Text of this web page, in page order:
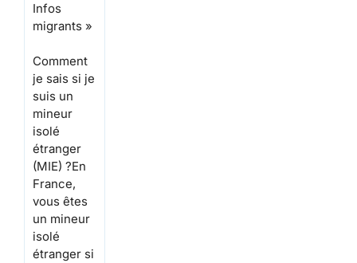
Infos
migrants »
Comment
je sais si je
suis un
mineur
isolé
étranger
(MIE) ?En
France,
vous êtes
un mineur
isolé
étranger si